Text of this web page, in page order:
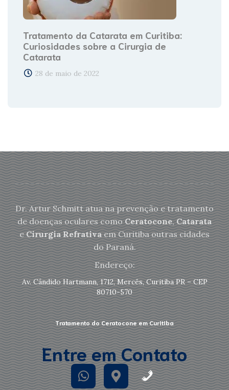
Tratamento da Catarata em Curitiba:
Curiosidades sobre a Cirurgia de
Catarata
28 de maio de 2022
Dr. Artur Schmitt atua na prevenção e tratamento
de doenças oculares comoCeratocone,Catarata
eCirurgia Refrativaem Curitiba outras cidades
do Paraná.
Endereço:
Av. Cândido Hartmann, 1712, Mercês, Curitiba PR – CEP
80710-570
Tratamento do Ceratocone em Curitiba
Entre em Contato